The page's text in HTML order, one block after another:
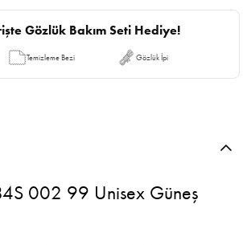
Gözlük Bakım Seti Hediye!
Temizleme Bezi Gözlük İpi
002 99 Unisex Güneş